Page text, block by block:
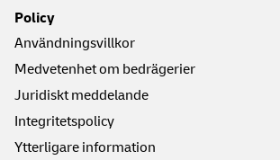
Policy
Användningsvillkor
Medvetenhet om bedrägerier
Juridiskt meddelande
Integritetspolicy
Ytterligare information